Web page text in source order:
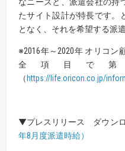
たサイト設計が特長です。
となく、それを希望する派
※2016年～2020年 オリコ
全項目で
（ https://life.oricon.co.jp/
▼プレスリリース ダウン
年8月度派遣時給）